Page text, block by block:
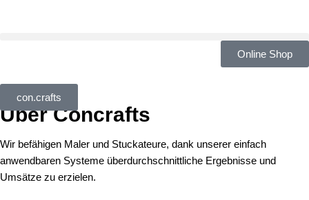
Online Shop
con.crafts
Über Concrafts
Wir befähigen Maler und Stuckateure, dank unserer einfach
anwendbaren Systeme überdurchschnittliche Ergebnisse und
Umsätze zu erzielen.